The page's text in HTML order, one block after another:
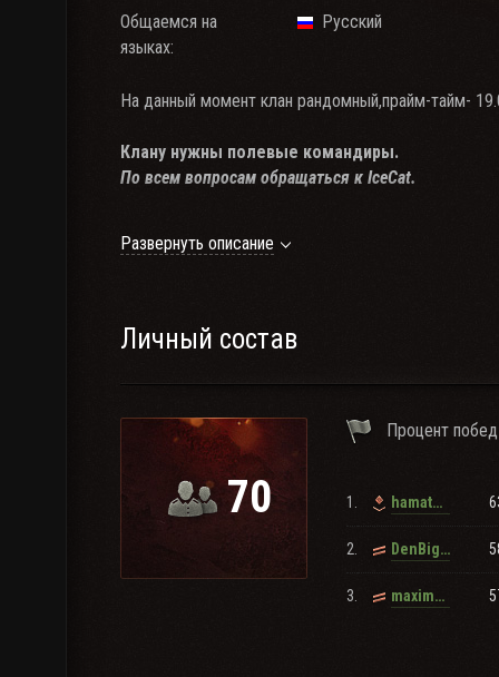
Общаемся на
языках:
Русский
На данный момент клан рандомный,прайм-тайм-
Клану нужны полевые командиры.
По всем вопросам обращаться к IceCat.
Требования для кандидатов:
- Вам подходитпрайм-тайм с 19 до 00
внутриклановые мероприятия
Развернуть описание
Личный состав
70
Процент побед
1. hamathan
2. DenBigBen
3. maximus200_voin